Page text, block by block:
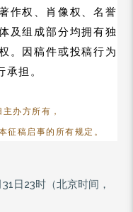
作权、肖像权、名誉
及组成部分均拥有独
。因稿件或投稿行为
承担。
办方所有，
征稿启事的所有规定。
日23时（北京时间，